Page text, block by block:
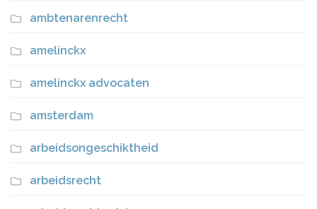
ambtenarenrecht
amelinckx
amelinckx advocaten
amsterdam
arbeidsongeschiktheid
arbeidsrecht